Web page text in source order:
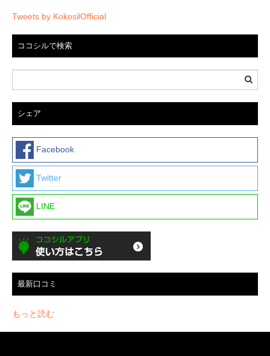
Tweets by KokosilOfficial
ココシルで検索
シェア
Facebook
Twitter
LINE
最新口コミ
もっと読む